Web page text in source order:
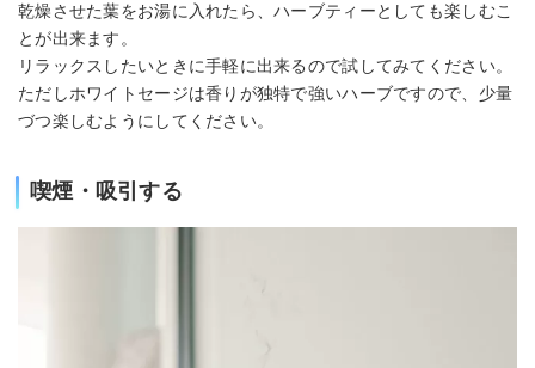
乾燥させた葉をお湯に入れたら、ハーブティーとしても楽しむこ
とが出来ます。
リラックスしたいときに手軽に出来るので試してみてください。
ただしホワイトセージは香りが独特で強いハーブですので、少量
づつ楽しむようにしてください。
喫煙・吸引する